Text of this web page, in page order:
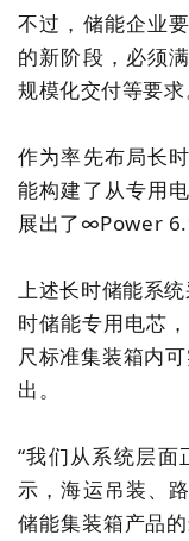
不过，储能企业
的新阶段，必须
规模化交付等要求
作为率先布局长
能构建了从专用
展出了∞Power
上述长时储能系
时储能专用电芯
尺标准集装箱内
出。
“我们从系统层面
示，海运吊装、
储能集装箱产品